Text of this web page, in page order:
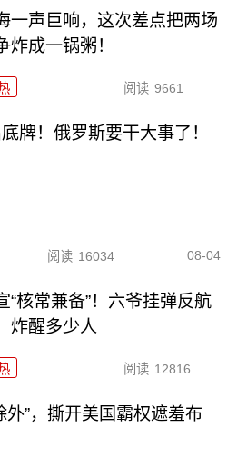
一声巨响，这次差点把两场
炸成一锅粥！
阅读 9661
牌！俄罗斯要干大事了！
阅读 16034 08-04
“核常兼备”！六爷挂弹反航
炸醒多少人
阅读 12816
外”，撕开美国霸权遮羞布